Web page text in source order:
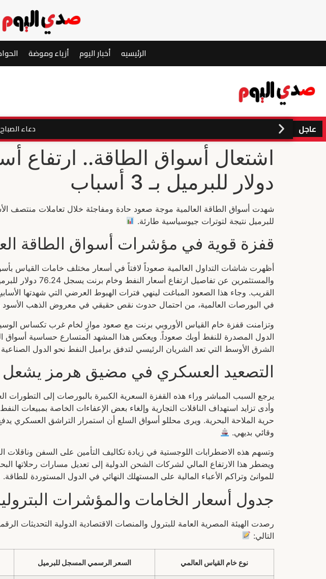
الرئيسيه أخبار اليوم أزياء وموضة
عاجل دعاء
دولار للبرميل بـ 3 أسباب
للبرميل نتيجة لتوترات جيوسياسية طارئة.
قفزة قوية في مؤشرات أسواق الطاقة
أظهرت شاشات التداول العالمية صعوداً لافتاً في أسعار مختلف خامات القياس
والمستثمرين عن
القريب. وجاء هذا الصعود المباغت لينهي فترات الهبوط العرضي التي شهدتها
في البورصات العالمية، من احتمال حدوث نقص حقيقي في معروض الذهب الأسود
وتزامنت قفزة خام القياس الأوروبي برنت مع صعود موازٍ لخام غرب تكساس
الدول المصدرة للنفط أوبك صعوداً. ويعكس هذا المشهد المتسارع حساسية أسواق
الشرق الأوسط التي تعد الشريان الرئيسي لتدفق براميل النفط نحو الدول
التصعيد العسكري في مضيق هرمز يشعل
يرجع السبب المباشر وراء هذه القفزة السعرية الكبيرة بالبورصات إلى
وأدى تزايد استهداف الناقلات التجارية وإلغاء بعض الإعفاءات الخاصة بمبيعات
حرية الملاحة البحرية. ويرى محللو أسواق السلع أن استمرار التراشق العسكري
وقائي بديهي.
وتسهم هذه الاضطرابات اللوجستية في زيادة تكاليف التأمين على السفن
ويضطر هذا الارتفاع المالي لشركات الشحن الدولية إلى تعديل مسارات رحلاتها
للموانئ وتراكم الأعباء المالية على المستهلك النهائي في الدول المستوردة للطاقة.
جدول أسعار الخامات والمؤشرات
رصدت الهيئة المصرية العامة للبترول والمنصات الاقتصادية الدولية التحديثات
التالي:
نوع خام القياس العالمي السعر الرسمي المسجل للبرميل